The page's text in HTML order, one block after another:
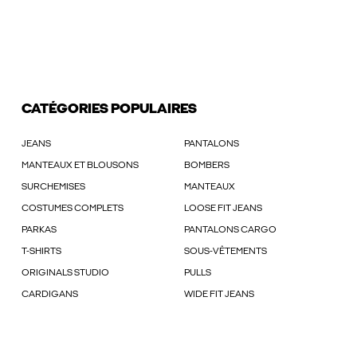
CATÉGORIES POPULAIRES
JEANS PANTALONS
MANTEAUX ET BLOUSONS BOMBERS
SURCHEMISES MANTEAUX
COSTUMES COMPLETS LOOSE FIT JEANS
PARKAS PANTALONS CARGO
T-SHIRTS SOUS-VÊTEMENTS
ORIGINALS STUDIO PULLS
CARDIGANS WIDE FIT JEANS